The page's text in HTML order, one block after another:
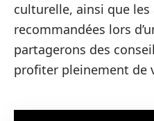
culturelle, ainsi que les
recommandées lors
partagerons des
profiter pleinement de